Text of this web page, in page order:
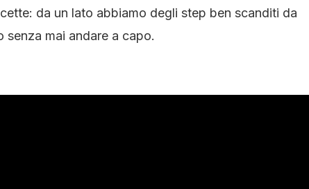
da un lato abbiamo degli step ben scanditi da
senza mai andare a capo.